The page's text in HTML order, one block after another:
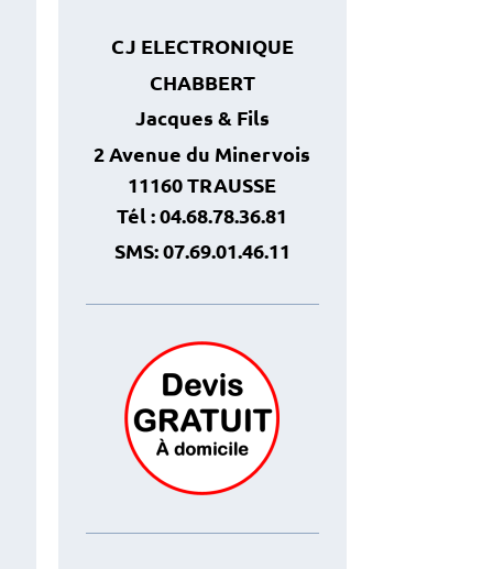
CJ ELECTRONIQUE
CHABBERT
Jacques & Fils
2 Avenue du Minervois
11160 TRAUSSE
Tél : 04.68.78.36.81
SMS: 07.69.01.46.11